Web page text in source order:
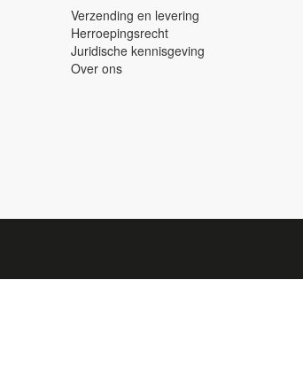
Verzending en levering
Herroepingsrecht
Juridische kennisgeving
Over ons